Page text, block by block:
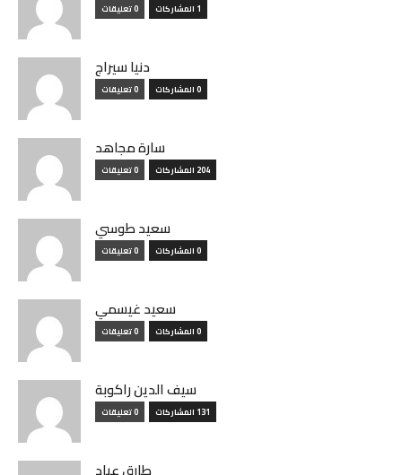
1 المشاركات 0 تعليقات
دنيا سيراج
0 المشاركات 0 تعليقات
سارة مجاهد
204 المشاركات 0 تعليقات
سعيد طوسي
0 المشاركات 0 تعليقات
سعيد غيسمي
0 المشاركات 0 تعليقات
سيف الدين راكوبة
131 المشاركات 0 تعليقات